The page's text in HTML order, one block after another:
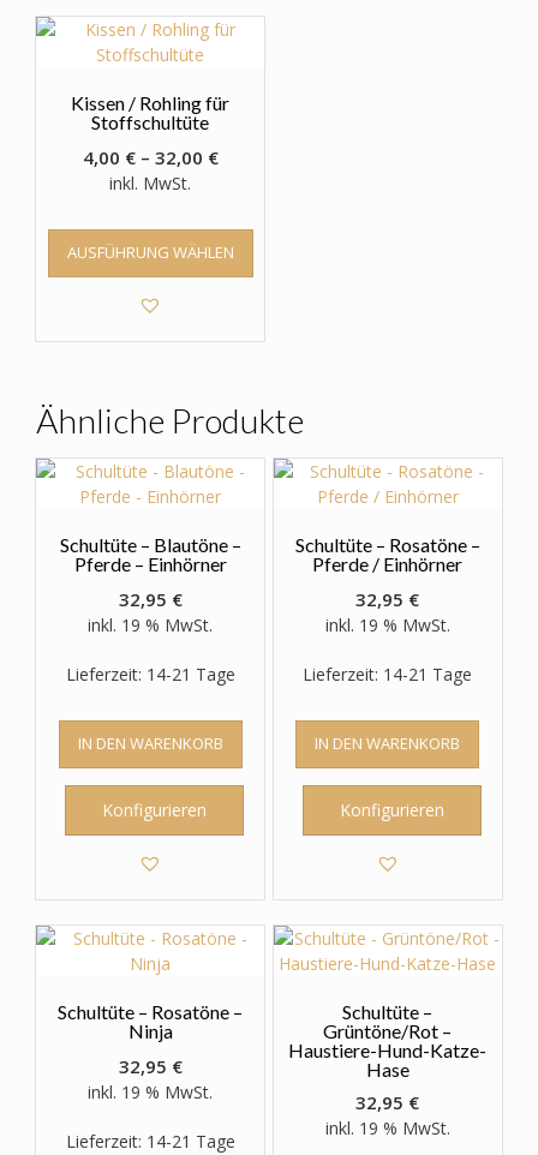
Kissen / Rohling für
Stoffschultüte
4,00 €– 32,00 €
inkl. MwSt.
AUSFÜHRUNG WÄHLEN
Dieses
weist
Optionen
können
auf
der
Produktseite
werden
Ähnliche Produkte
Schultüte – Blautöne –
Pferde – Einhörner
32,95 €
inkl. 19 % MwSt.
Lieferzeit: 14-21 Tage
IN DEN WARENKORB
Konfigurieren
Schultüte – Rosatöne –
Pferde / Einhörner
32,95 €
inkl. 19 % MwSt.
Lieferzeit: 14-21 Tage
IN DEN WARENKORB
Konfigurieren
Schultüte – Rosatöne –
Ninja
32,95 €
inkl. 19 % MwSt.
Lieferzeit: 14-21 Tage
Schultüte –
Grüntöne/Rot –
Haustiere-Hund-Katze-
Hase
32,95 €
inkl. 19 % MwSt.